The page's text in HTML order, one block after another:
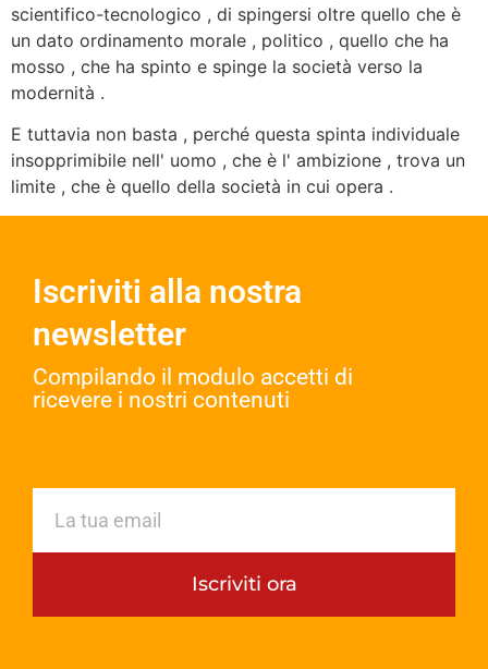
scientifico-tecnologico , di spingersi oltre quello che è
un dato ordinamento morale , politico , quello che ha
mosso , che ha spinto e spinge la società verso la
modernità .
E tuttavia non basta , perché questa spinta individuale
insopprimibile nell' uomo , che è l' ambizione , trova un
limite , che è quello della società in cui opera .
Iscriviti alla nostra
newsletter
Compilando il modulo accetti di
ricevere i nostri contenuti​
Iscriviti ora